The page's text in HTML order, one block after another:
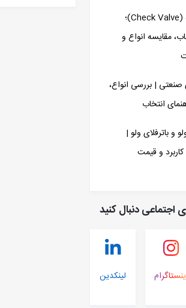
شیر یک‌طرفه (Check Valve)؛
مقایسه انواع و
صنعتی | بررسی انواع،
انتخاب
و باترفلای ولو |
و قیمت
اجتماعی دنبال کنید
لینکدین